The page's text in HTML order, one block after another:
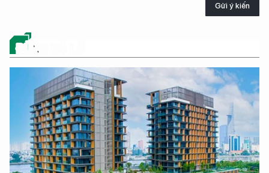
Gửi ý kiến
ĐỪNG BỎ LỠ